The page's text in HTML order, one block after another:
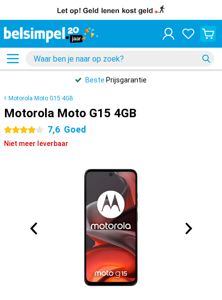
Beste Prijsgarantie
Motorola Moto G15 4GB
Motorola Moto G15 4GB
4 sterren 7,6 Goed
Niet meer leverbaar